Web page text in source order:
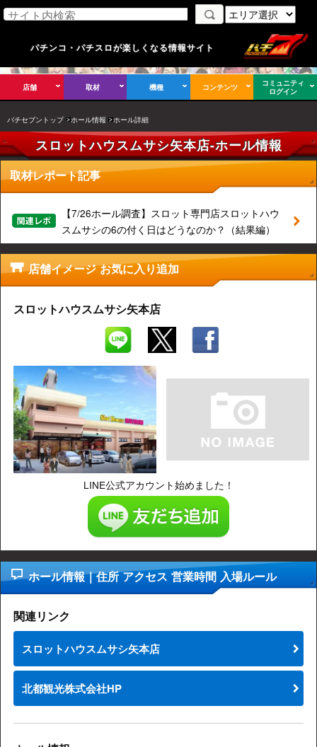
パチンコ・パチスロが楽しくなる情報サイト
店舗 取材 機種 コンテンツ
コミュニティ
ログイン
パチセブントップ ホール情報 ホール詳細
スロットハウスムサシ矢本店-ホール情報
取材レポート記事
【7/26ホール調査】スロット専門店スロットハウ
スムサシの6の付く日はどうなのか？（結果編）
店舗イメージ お気に入り追加
スロットハウスムサシ矢本店
LINE公式アカウント始めました！
ホール情報｜住所 アクセス 営業時間 入場ルール
関連リンク
スロットハウスムサシ矢本店
北都観光株式会社HP